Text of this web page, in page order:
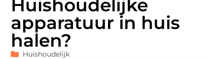
Huishoudelijke
apparatuur in huis
halen?
Huishoudelijk